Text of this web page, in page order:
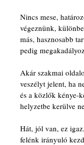
Nincs mese,
végeznünk,
más, hasznosabb
pedig
Akár szakmai
veszélyt jelent, ha
és a közlők kénye-
helyzetbe kerülve
Hát, jól van, ez
felénk irányuló